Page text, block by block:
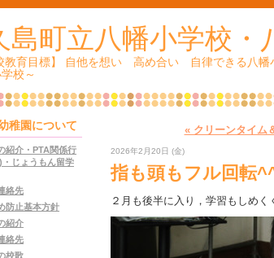
島町立八幡小学校・
教育目標】 自他を想い 高め合い 自律できる八
校～
稚園について
紹介・PTA関係行
じょうもん留学
絡先
防止基本方針
紹介
絡先
校歌
« クリーンタイム
2026年2月20日 (金)
指も頭もフル回転
２月も後半に入り，学習もしめく